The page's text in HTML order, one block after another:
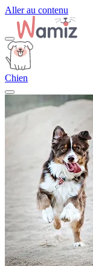
Aller au contenu
Chien